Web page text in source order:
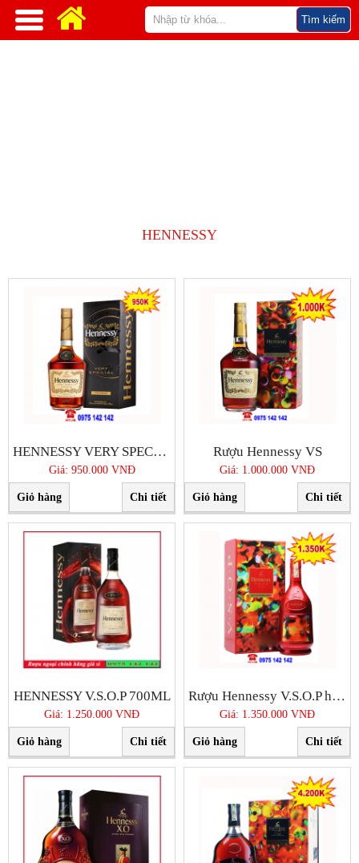
HENNESSY
HENNESSY VERY SPECIAL 1765
Giá: 950.000 VNĐ
Giỏ hàng Chi tiết
Rượu Hennessy VS
Giá: 1.000.000 VNĐ
Giỏ hàng Chi tiết
HENNESSY V.S.O.P 700ML
Giá: 1.250.000 VNĐ
Giỏ hàng Chi tiết
Rượu Hennessy V.S.O.P hộp quà tết 2020
Giá: 1.350.000 VNĐ
Giỏ hàng Chi tiết